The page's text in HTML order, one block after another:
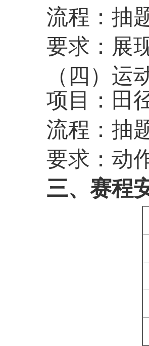
流程：抽
要求：展
（四）运
项目：田
流程：抽
要求：动
三、赛程